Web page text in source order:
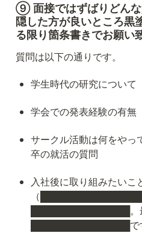
⑨ 面接ではずばりどんな
隠した方が良いところ黒
る限り箇条書きでお願い
質問は以下の通りです。
学生時代の研究について
学会での発表経験の有無
サークル活動は何をやっ
卒の就活の質問
入社後に取り組みたいこ
（
███████████████。
███████████████で